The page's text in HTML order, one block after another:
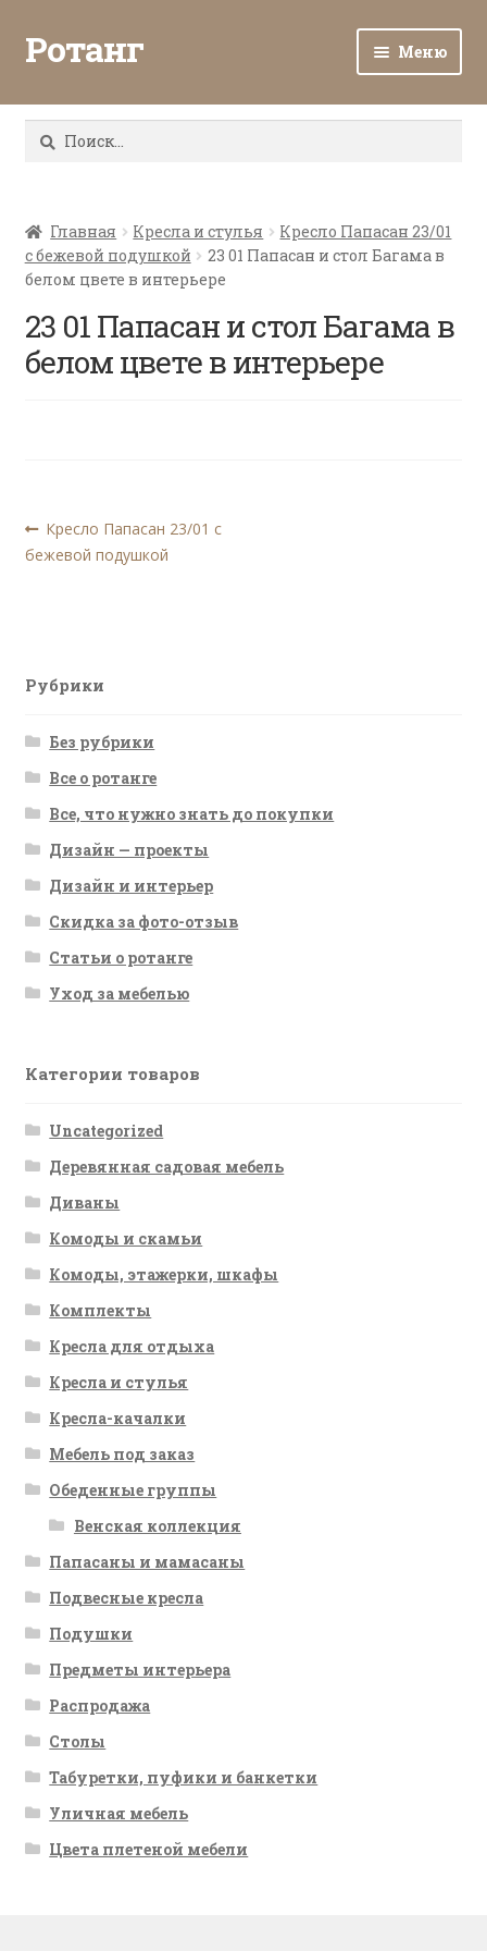
Ротанг Меню
Каталог
Все о ротанге
Ротанг оптом
Найти:
Главная Кресла и стулья
Кресло Папасан 23/01
с бежевой подушкой
23 01 Папасан и стол Багама в
белом цвете в интерьере
23 01 Папасан и стол Багама в
белом цвете в интерьере
Навигация
по
Предыдущая
запись:
Кресло Папасан 23/01 с
бежевой подушкой
Рубрики
Без рубрики
Все о ротанге
Все, что нужно знать до покупки
Дизайн — проекты
Дизайн и интерьер
Скидка за фото-отзыв
Статьи о ротанге
Уход за мебелью
Категории товаров
Uncategorized
Деревянная садовая мебель
Диваны
Комоды и скамьи
Комоды, этажерки, шкафы
Комплекты
Кресла для отдыха
Кресла и стулья
Кресла-качалки
Мебель под заказ
Обеденные группы
Венская коллекция
Папасаны и мамасаны
Подвесные кресла
Подушки
Предметы интерьера
Распродажа
Столы
Табуретки, пуфики и банкетки
Уличная мебель
Цвета плетеной мебели